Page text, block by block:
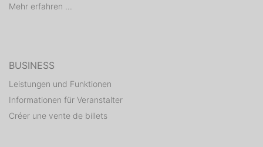
Mehr erfahren ...
BUSINESS
Leistungen und Funktionen
Informationen für Veranstalter
Créer une vente de billets